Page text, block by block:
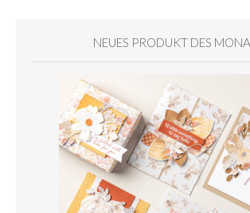
NEUES PRODUKT DES